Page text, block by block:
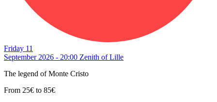
Friday 11
September 2026 - 20:00 Zenith of Lille
The legend of Monte Cristo
From 25€ to 85€